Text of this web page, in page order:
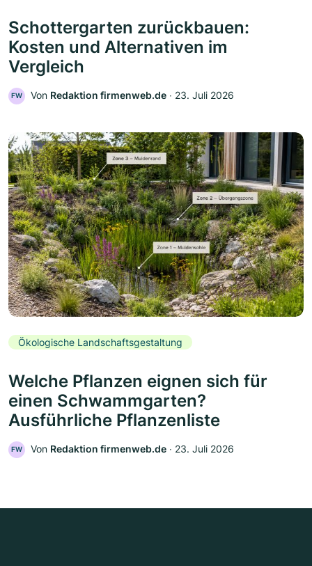
Schottergarten zurückbauen:
Kosten und Alternativen im
Vergleich
FW Von Redaktion firmenweb.de ‧ 23. Juli 2026
Ökologische Landschaftsgestaltung
Welche Pflanzen eignen sich für
einen Schwammgarten?
Ausführliche Pflanzenliste
FW Von Redaktion firmenweb.de ‧ 23. Juli 2026